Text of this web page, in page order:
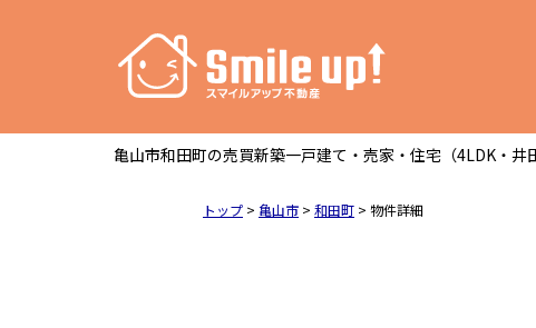
亀山市和田町の売買新築一戸建て・売家・住宅（4LDK・
トップ > 亀山市 > 和田町 > 物件詳細